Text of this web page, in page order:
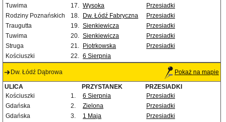
Tuwima
17. Wysoka
Przesiadki
Rodziny Poznańskich
18. Dw. Łódź Fabryczna
Przesiadki
Traugutta
19. Sienkiewicza
Przesiadki
Tuwima
20. Sienkiewicza
Przesiadki
Struga
21. Piotrkowska
Przesiadki
Kościuszki
22. 6 Sierpnia
Dw. Łódź Dąbrowa Pokaż na mapie
ULICA PRZYSTANEK
PRZESIADKI
Kościuszki
1. 6 Sierpnia
Przesiadki
Gdańska
2. Zielona
Przesiadki
Gdańska
3. 1 Maja
Przesiadki